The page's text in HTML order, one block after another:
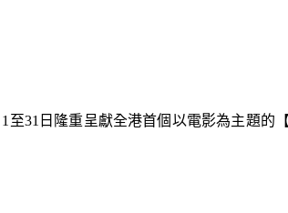
31日隆重呈獻全港首個以電影為主題